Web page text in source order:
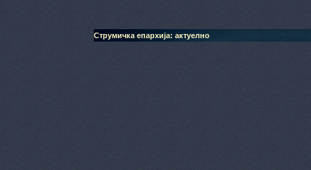
Струмичка епархија: актуелно